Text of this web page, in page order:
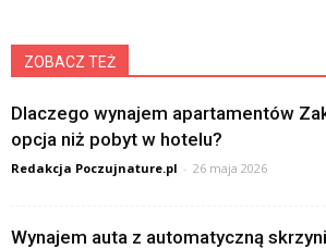
ZOBACZ TEŻ
Dlaczego wynajem apartamentów
opcja niż pobyt w hotelu?
Redakcja Poczujnature.pl - 26 maja 2026
Wynajem auta z automatyczną